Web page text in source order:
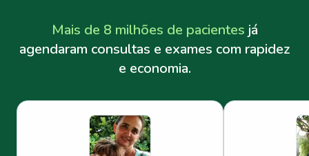
Mais de 8 milhões de pacientes já
agendaram consultas e exames com rapidez
e economia.